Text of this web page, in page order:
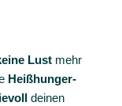
Lustmehr
Heißhunger-
deinen